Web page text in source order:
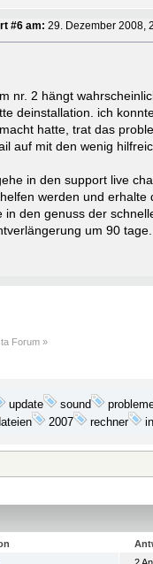
#6 am: 29. Dezember 2008,
nr. 2 hängt
deinstallation. ich
hatte, trat das
auf mit den wenig
in den support live
werden und
in den genuss der
um 90 tage.
Forum»
update sound
2007 rechner